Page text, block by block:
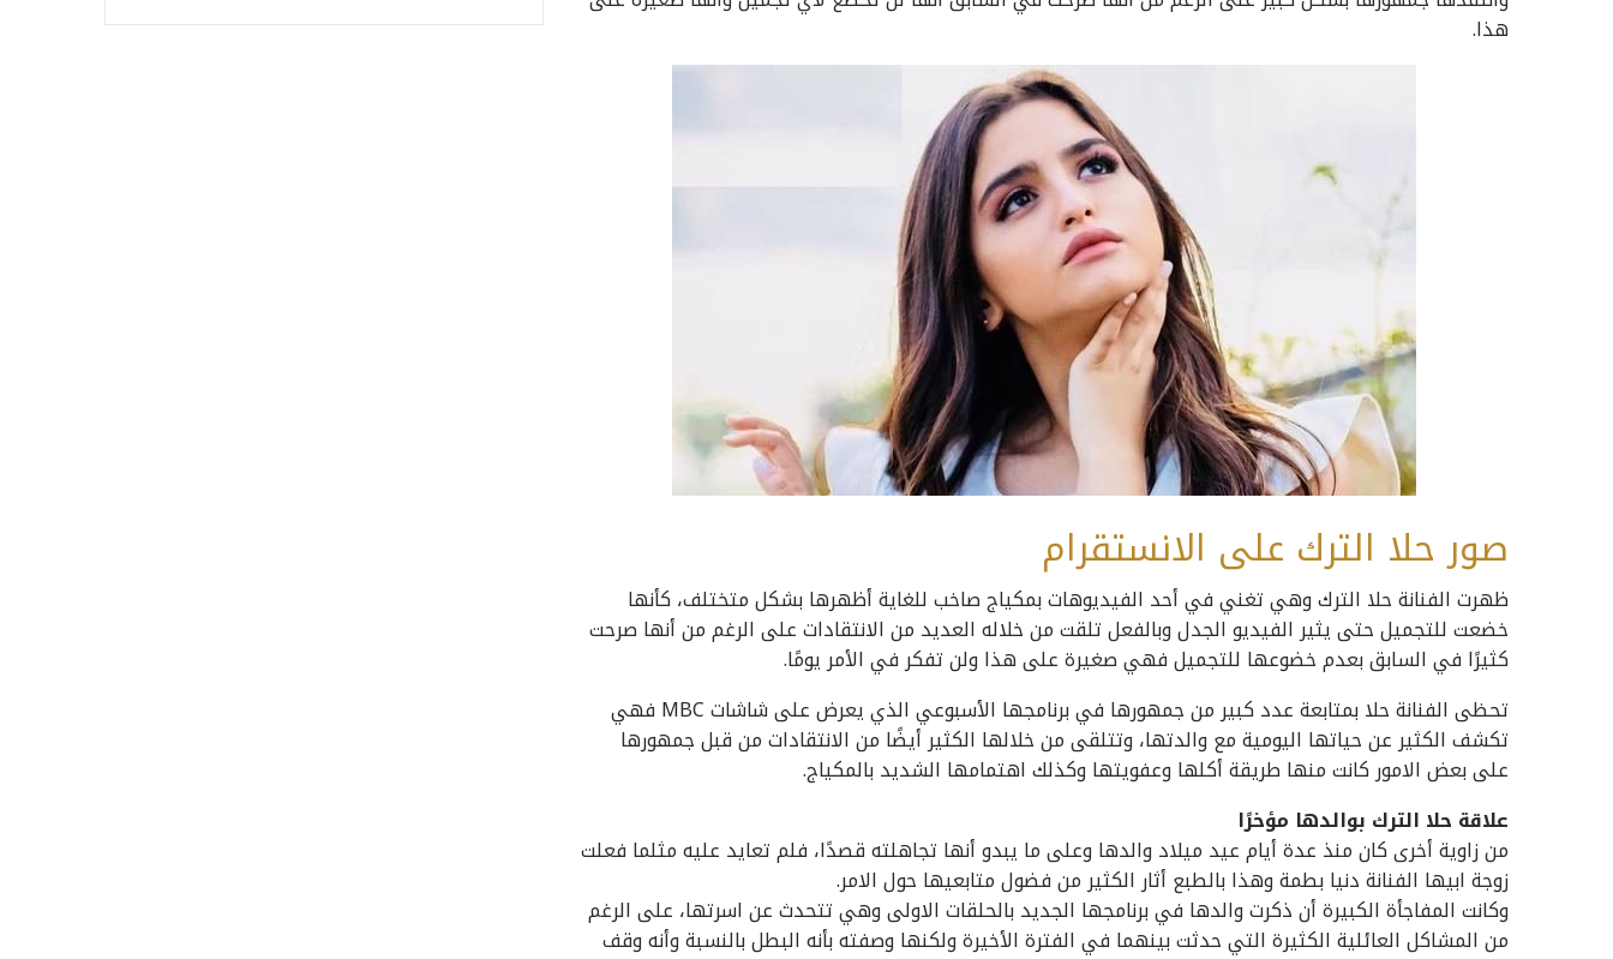
هذا.
صور حلا الترك على الانستقرام
ظهرت الفنانة حلا الترك وهي تغني في أحد الفيديوهات بمكياج صاخب للغاية أظهرها بشكل متختلف، كأنها
خضعت للتجميل حتى يثير الفيديو الجدل وبالفعل تلقت من خلاله العديد من الانتقادات على الرغم من أنها صرحت
كثيرًا في السابق بعدم خضوعها للتجميل فهي صغيرة على هذا ولن تفكر في الأمر يومًا.
تحظى الفنانة حلا بمتابعة عدد كبير من جمهورها في برنامجها الأسبوعي الذي يعرض على شاشات MBC فهي
تكشف الكثير عن حياتها اليومية مع والدتها، وتتلقى من خلالها الكثير أيضًا من الانتقادات من قبل جمهورها
على بعض الامور كانت منها طريقة أكلها وعفويتها وكذلك اهتمامها الشديد بالمكياج.
علاقة حلا الترك بوالدها مؤخرًا
من زاوية أخرى كان منذ عدة أيام عيد ميلاد والدها وعلى ما يبدو أنها تجاهلته قصدًا، فلم تعايد عليه مثلما فعلت
زوجة ابيها الفنانة دنيا بطمة وهذا بالطبع أثار الكثير من فضول متابعيها حول الامر.
وكانت المفاجأة الكبيرة أن ذكرت والدها في برنامجها الجديد بالحلقات الاولى وهي تتحدث عن اسرتها، على الرغم
من المشاكل العائلية الكثيرة التي حدثت بينهما في الفترة الأخيرة ولكنها وصفته بأنه البطل بالنسبة وأنه وقف